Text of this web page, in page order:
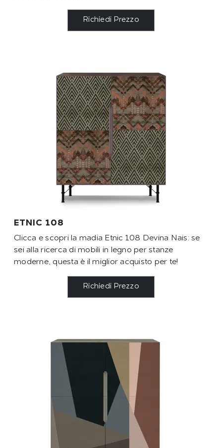
Richiedi Prezzo
ETNIC 108
Clicca e scopri la madia Etnic 108 Devina Nais: se
sei alla ricerca di mobili in legno per stanze
moderne, questa è il miglior acquisto per te!
Richiedi Prezzo